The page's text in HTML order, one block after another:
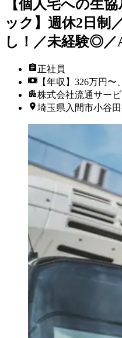
【個人宅への生
ック】週休2日制
し！／未経験◎／
正社員
【年収】326万円
株式会社流通サー
埼玉県入間市小谷